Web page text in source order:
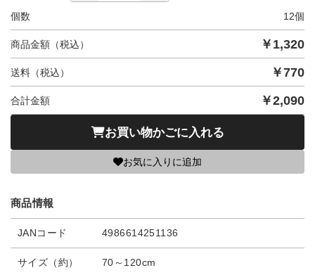
個数 12個
商品金額（税込） ￥ 1,320
送料（税込） ￥770
合計金額 ￥2,090
お買い物かごに入れる
お気に入りに追加
商品情報
JANコード 4986614251136
サイズ（約） 70～120cm